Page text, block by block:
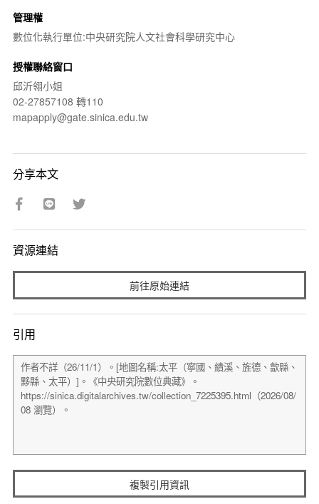
管理權
數位化執行單位:中央研究院人文社會科學研究中心
授權聯絡窗口
邱沂翎小姐
02-27857108 轉110
mapapply@gate.sinica.edu.tw
分享本文
資源連結
前往原始連結
引用
複製引用資訊